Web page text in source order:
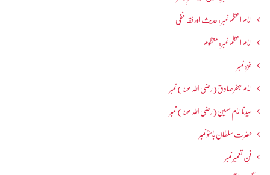
امام اعظم نمبر : حدیث اور فقہ حنفی
امام اعظم نمبر: منظوم
غزہ نمبر
امام جعفرصادق(رضی اللہ عنہ) نمبر
سیدنا امام حسین(رضی اللہ عنہ) نمبر
حضرت سلطان باھوؒ نمبر
فنِ تعمیر نمبر